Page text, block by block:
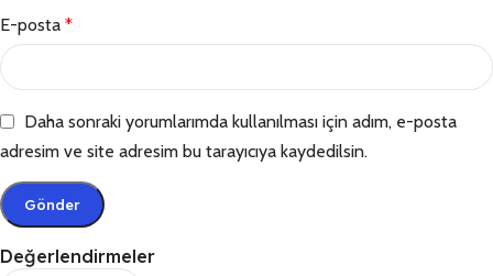
Değerlendirmeler
E-posta *
Daha sonraki yorumlarımda kullanılması için adım, e-posta
adresim ve site adresim bu tarayıcıya kaydedilsin.